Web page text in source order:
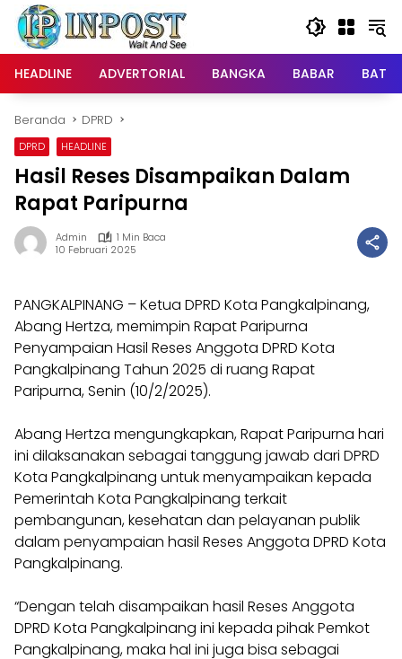
Langsung
konten
HEADLINE
ADVERTORIAL BANGKA BABAR
Beranda DPRD
DPRD HEADLINE
Hasil Reses Disampaikan Dalam
Rapat Paripurna
Admin
1 Min Baca
10 Februari 2025
PANGKALPINANG – Ketua DPRD Kota Pangkalpinang,
Abang Hertza, memimpin Rapat Paripurna
Penyampaian Hasil Reses Anggota DPRD Kota
Pangkalpinang Tahun 2025 di ruang Rapat
Paripurna, Senin (10/2/2025).
Abang Hertza mengungkapkan, Rapat Paripurna hari
ini dilaksanakan sebagai tanggung jawab dari DPRD
Kota Pangkalpinang untuk menyampaikan kepada
Pemerintah Kota Pangkalpinang terkait
pembangunan, kesehatan dan pelayanan publik
dalam penyampaian hasil Reses Anggota DPRD Kota
Pangkalpinang.
“Dengan telah disampaikan hasil Reses Anggota
DPRD Kota Pangkalpinang ini kepada pihak Pemkot
Pangkalpinang, maka hal ini juga bisa sebagai